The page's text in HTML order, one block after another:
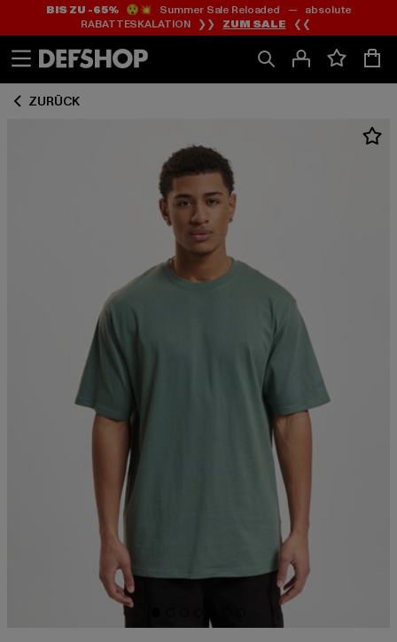
Zum
Inhalt
springen
Zum
Fußzeile
springen
BIS ZU -65%😲💥 Summer Sale Reloaded — absolute
RABATTESKALATION ❯❯ ZUM SALE ❮❮
ZURÜCK